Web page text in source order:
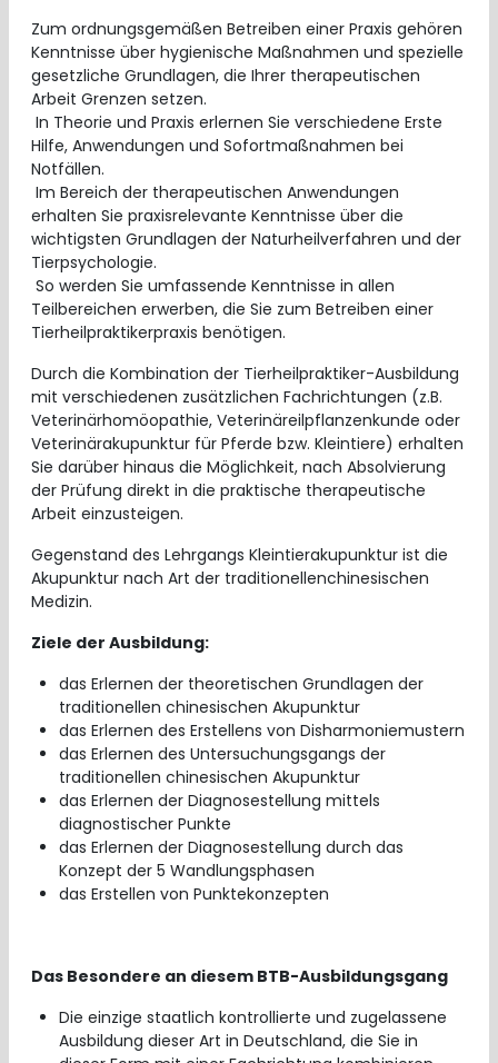
Zum ordnungsgemäßen Betreiben einer Praxis gehören
Kenntnisse über hygienische Maßnahmen und spezielle
gesetzliche Grundlagen, die Ihrer therapeutischen
Arbeit Grenzen setzen.
In Theorie und Praxis erlernen Sie verschiedene Erste
Hilfe, Anwendungen und Sofortmaßnahmen bei
Notfällen.
Im Bereich der therapeutischen Anwendungen
erhalten Sie praxisrelevante Kenntnisse über die
wichtigsten Grundlagen der Naturheilverfahren und der
Tierpsychologie.
So werden Sie umfassende Kenntnisse in allen
Teilbereichen erwerben, die Sie zum Betreiben einer
Tierheilpraktikerpraxis benötigen.
Durch die Kombination der Tierheilpraktiker-Ausbildung
mit verschiedenen zusätzlichen Fachrichtungen (z.B.
Veterinärhomöopathie, Veterinäreilpflanzenkunde oder
Veterinärakupunktur für Pferde bzw. Kleintiere) erhalten
Sie darüber hinaus die Möglichkeit, nach Absolvierung
der Prüfung direkt in die praktische therapeutische
Arbeit einzusteigen.
Gegenstand des Lehrgangs Kleintierakupunktur ist die
Akupunktur nach Art der traditionellenchinesischen
Medizin.
Ziele der Ausbildung:
das Erlernen der theoretischen Grundlagen der
traditionellen chinesischen Akupunktur
das Erlernen des Erstellens von Disharmoniemustern
das Erlernen des Untersuchungsgangs der
traditionellen chinesischen Akupunktur
das Erlernen der Diagnosestellung mittels
diagnostischer Punkte
das Erlernen der Diagnosestellung durch das
Konzept der 5 Wandlungsphasen
das Erstellen von Punktekonzepten
Das Besondere an diesem BTB-Ausbildungsgang
Die einzige staatlich kontrollierte und zugelassene
Ausbildung dieser Art in Deutschland, die Sie in